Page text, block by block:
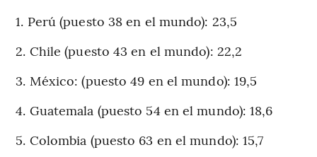
1. Perú (puesto 38 en el mundo): 23,5
2. Chile (puesto 43 en el mundo): 22,2
3. México: (puesto 49 en el mundo): 19,5
4. Guatemala (puesto 54 en el mundo): 18,6
5. Colombia (puesto 63 en el mundo): 15,7